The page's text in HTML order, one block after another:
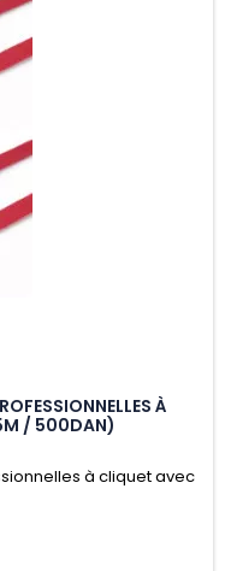
À
/ 500DAN)
à cliquet avec
simple et rapide
vos